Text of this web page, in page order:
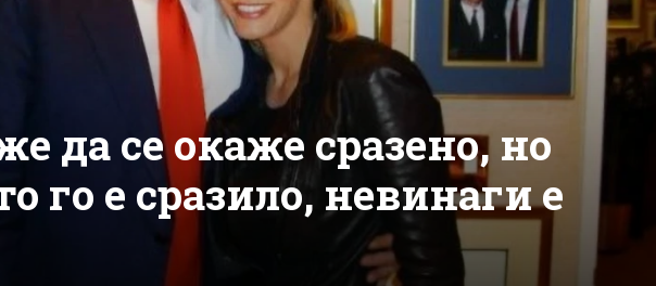
да се окаже сразено, но
го е сразило, невинаги е